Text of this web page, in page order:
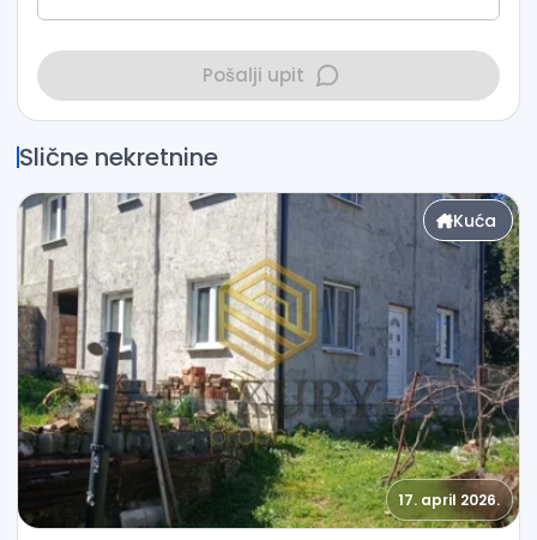
Pošalji upit
Slične nekretnine
Kuća
17. april 2026.